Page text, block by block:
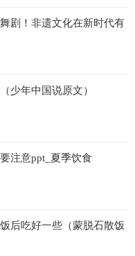
剧！非遗文化在新时代有
少年中国说原文）
注意ppt_夏季饮食
后吃好一些（蒙脱石散饭